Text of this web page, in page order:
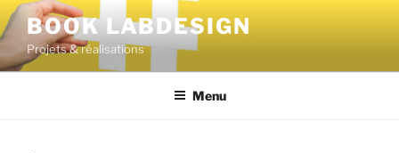
BOOK LABDESIGN
Projets & réalisations
Menu